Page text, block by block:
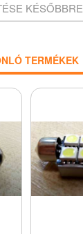
KÉSŐBBRE
TERMÉKEK